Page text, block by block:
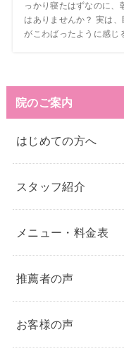
っかり寝たはずなのに
はありませんか？ 実は
がこわばったように感じ
院のご案内
はじめての方へ
スタッフ紹介
メニュー・料金表
推薦者の声
お客様の声